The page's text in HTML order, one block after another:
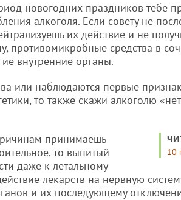
новогодних праздников тебе
алкоголя. Если совету не
их действие и не
противомикробные средства в
внутренние органы.
или наблюдаются первые
то также скажи алкоголю
10
принимаешь
то выпитый
даже к летальному
лекарств на нервную
и их последующему